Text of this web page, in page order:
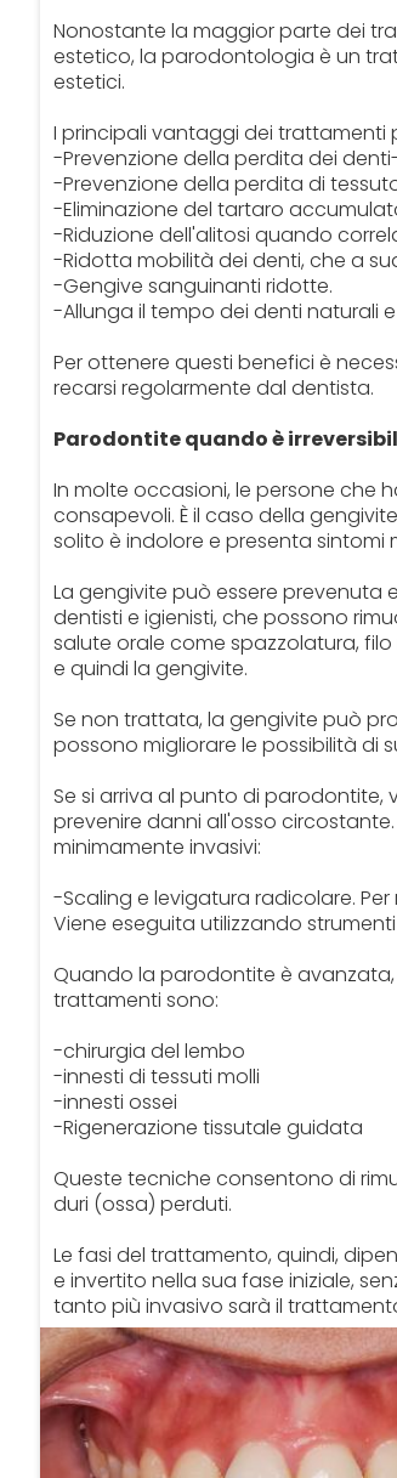
Nonostante la maggior parte dei
estetico, la parodontologia è un
estetici.
I principali vantaggi dei trattamenti
-Prevenzione della perdita dei
-Prevenzione della perdita di
-Eliminazione del tartaro
-Riduzione dell'alitosi quando
-Ridotta mobilità dei denti, che a
-Gengive sanguinanti ridotte.
-Allunga il tempo dei denti naturali
Per ottenere questi benefici è
recarsi regolarmente dal dentista.
Parodontite quando è
In molte occasioni, le persone
consapevoli. È il caso della
solito è indolore e presenta sintomi
La gengivite può essere
dentisti e igienisti, che possono
salute orale come spazzolatura,
e quindi la gengivite.
Se non trattata, la gengivite può
possono migliorare le possibilità di
Se si arriva al punto di
prevenire danni all'osso
minimamente invasivi:
-Scaling e levigatura radicolare.
Viene eseguita utilizzando
Quando la parodontite è
trattamenti sono:
-chirurgia del lembo
-innesti di tessuti molli
-innesti ossei
-Rigenerazione tissutale guidata
Queste tecniche consentono di
duri (ossa) perduti.
Le fasi del trattamento, quindi,
e invertito nella sua fase iniziale,
tanto più invasivo sarà il